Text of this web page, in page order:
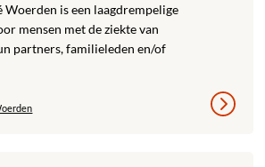
Woerden is een laagdrempelige
mensen met de ziekte van
partners, familieleden en/of